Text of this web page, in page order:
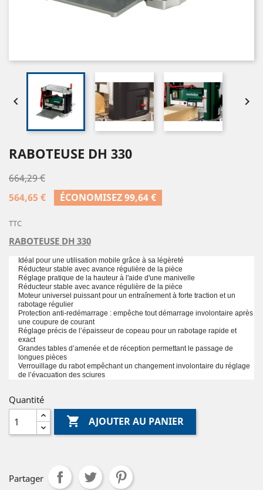
 
RABOTEUSE DH 330
664,29 €
564,65 €
ÉCONOMISEZ 99,64 €
TTC
RABOTEUSE DH 330
Idéal pour une utilisation mobile grâce à sa légèreté
Réducteur stable avec avance régulière de la pièce
Réglage pratique de la hauteur à l'aide d'une manivelle
Réducteur stable avec avance régulière de la pièce
Moteur universel puissant pour un entraînement à forte traction et un
rabotage régulier
Protection anti-redémarrage : empêche tout démarrage involontaire après
une coupure de courant
Réglage précis de l’épaisseur de copeau pour un rabotage rapide et
exact
Grandes tables d’amenée et de réception permettant le passage de
longues pièces
Verrouillage du rabot empêchant un changement involontaire du réglage
de l’évacuation des sciures
Quantité
 AJOUTER AU PANIER
Partager